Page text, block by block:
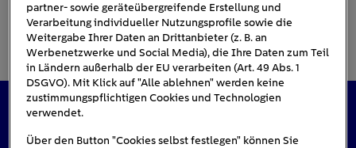
Das könnte Sie auch interessieren
partner- sowie geräteübergreifende Erstellung und
Verarbeitung individueller Nutzungsprofile sowie die
Weitergabe Ihrer Daten an Drittanbieter (z. B. an
Werbenetzwerke und Social Media), die Ihre Daten zum Teil
in Ländern außerhalb der EU verarbeiten (Art. 49 Abs. 1
DSGVO). Mit Klick auf "Alle ablehnen" werden keine
zustimmungspflichtigen Cookies und Technologien
verwendet.
Über den Button "Cookies selbst festlegen" können Sie